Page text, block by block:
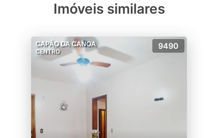
Imóveis similares
CAPÃO DA CANOA
CENTRO
9490